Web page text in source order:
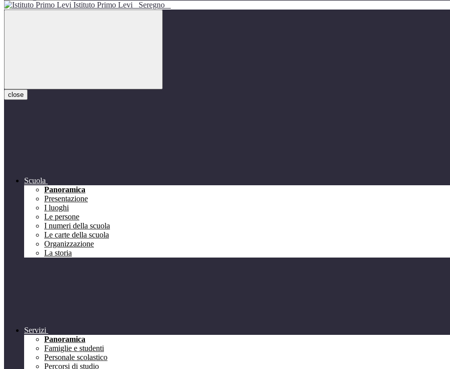
Istituto Primo Levi Seregno
close
Scuola
Panoramica
Presentazione
I luoghi
Le persone
I numeri della scuola
Le carte della scuola
Organizzazione
La storia
Servizi
Panoramica
Famiglie e studenti
Personale scolastico
Percorsi di studio